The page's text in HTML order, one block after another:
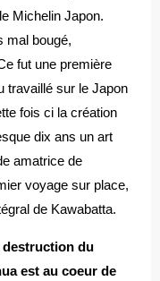
Michelin Japon.
mal bougé,
fut une première
travaillé sur le Japon
fois ci la création
dix ans un art
amatrice de
voyage sur place,
de Kawabatta.
destruction du
est au coeur de